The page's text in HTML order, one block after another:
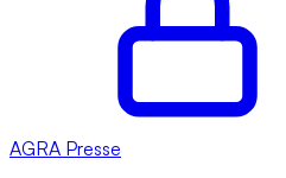
AGRA Presse